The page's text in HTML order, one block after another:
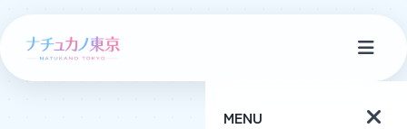
MENU